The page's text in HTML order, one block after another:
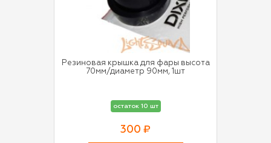
Резиновая крышка для фары высота
70мм/диаметр 90мм, 1шт
остаток 10 шт
300 ₽